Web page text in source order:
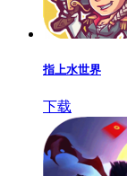
指上水世界
下载